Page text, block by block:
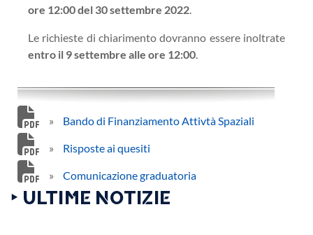
ore 12:00 del 30 settembre 2022.
Le richieste di chiarimento dovranno essere inoltrate
entro il 9 settembre alle ore 12:00.
» Bando di Finanziamento Attivtà Spaziali
» Risposte ai quesiti
» Comunicazione graduatoria
‣ ULTIME NOTIZIE